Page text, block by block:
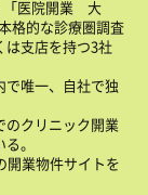
「医院開業 大
格的な診療圏調査
は支店を持つ3社
で唯一、自社で独
のクリニック開業
。
開業物件サイトを